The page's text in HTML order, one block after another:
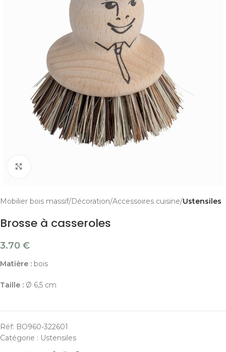
Mobilier bois massif Décoration Accessoires cuisine Ustensiles
Brosse à casseroles
3.70 €
Matière : bois
Taille : Ø 6,5 cm
Réf: BO960-322601
Catégorie : Ustensiles